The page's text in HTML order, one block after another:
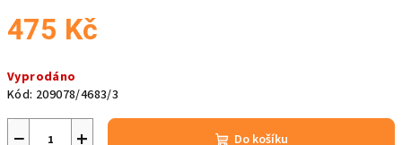
475 Kč
cena:
Vyprodáno
Kód: 209078/4683/3
Do košíku